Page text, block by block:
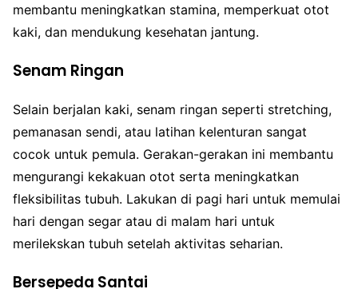
membantu meningkatkan stamina, memperkuat otot
kaki, dan mendukung kesehatan jantung.
Senam Ringan
Selain berjalan kaki, senam ringan seperti stretching,
pemanasan sendi, atau latihan kelenturan sangat
cocok untuk pemula. Gerakan-gerakan ini membantu
mengurangi kekakuan otot serta meningkatkan
fleksibilitas tubuh. Lakukan di pagi hari untuk memulai
hari dengan segar atau di malam hari untuk
merilekskan tubuh setelah aktivitas seharian.
Bersepeda Santai